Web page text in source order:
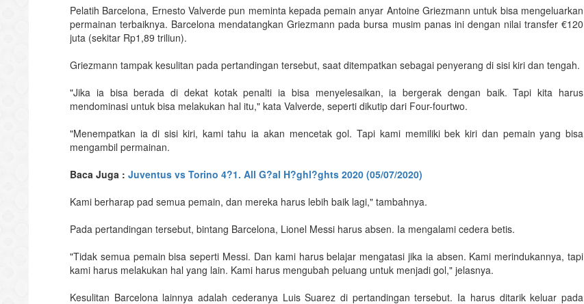
Pelatih Barcelona, Ernesto Valverde pun meminta kepada pemain anyar Antoine Griezmann untuk bisa mengeluarkan
permainan terbaiknya. Barcelona mendatangkan Griezmann pada bursa musim panas ini dengan nilai transfer €120
juta (sekitar Rp1,89 triliun).
Griezmann tampak kesulitan pada pertandingan tersebut, saat ditempatkan sebagai penyerang di sisi kiri dan tengah.
"Jika ia bisa berada di dekat kotak penalti ia bisa menyelesaikan, ia bergerak dengan baik. Tapi kita harus
mendominasi untuk bisa melakukan hal itu," kata Valverde, seperti dikutip dari Four-fourtwo.
"Menempatkan ia di sisi kiri, kami tahu ia akan mencetak gol. Tapi kami memiliki bek kiri dan pemain yang bisa
mengambil permainan.
Baca Juga : Juventus vs Torino 4?1. All G?al H?ghl?ghts 2020 (05/07/2020)
Kami berharap pad semua pemain, dan mereka harus lebih baik lagi," tambahnya.
Pada pertandingan tersebut, bintang Barcelona, Lionel Messi harus absen. Ia mengalami cedera betis.
"Tidak semua pemain bisa seperti Messi. Dan kami harus belajar mengatasi jika ia absen. Kami merindukannya, tapi
kami harus melakukan hal yang lain. Kami harus mengubah peluang untuk menjadi gol," jelasnya.
Kesulitan Barcelona lainnya adalah cederanya Luis Suarez di pertandingan tersebut. Ia harus ditarik keluar pada